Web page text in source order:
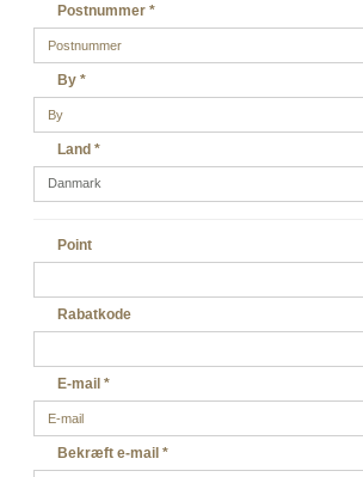
Postnummer*
By*
Land*
Point
Rabatkode
E-mail*
Bekræft e-mail*